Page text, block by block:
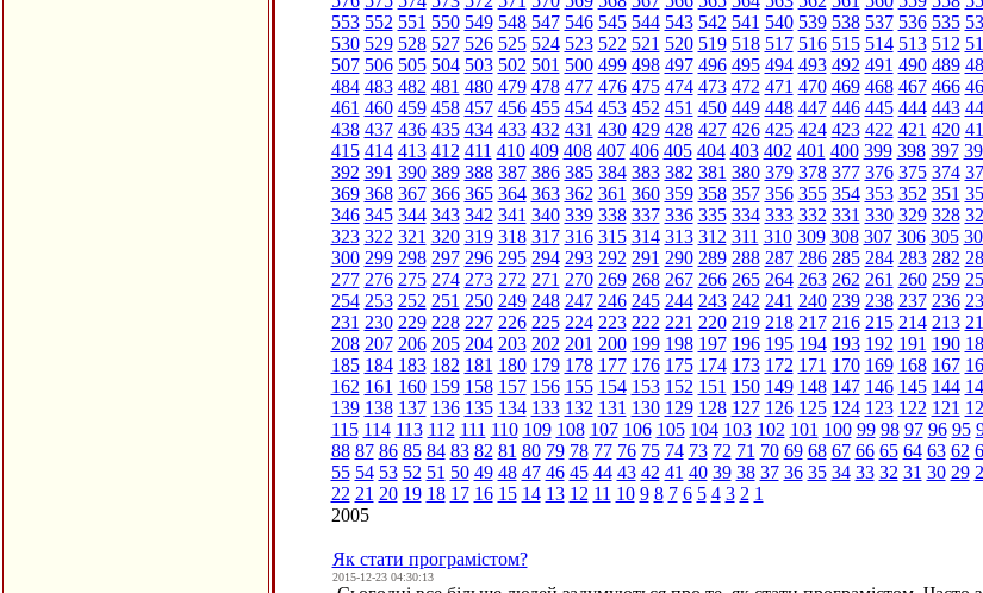
553 552 551 550 549 548 547 546 545 544 543 542 541 540 539 538 537 536 535
530 529 528 527 526 525 524 523 522 521 520 519 518 517 516 515 514 513 512
507 506 505 504 503 502 501 500 499 498 497 496 495 494 493 492 491 490 489
484 483 482 481 480 479 478 477 476 475 474 473 472 471 470 469 468 467 466
461 460 459 458 457 456 455 454 453 452 451 450 449 448 447 446 445 444 443
438 437 436 435 434 433 432 431 430 429 428 427 426 425 424 423 422 421 420
415 414 413 412 411 410 409 408 407 406 405 404 403 402 401 400 399 398 397
392 391 390 389 388 387 386 385 384 383 382 381 380 379 378 377 376 375 374
369 368 367 366 365 364 363 362 361 360 359 358 357 356 355 354 353 352 351
346 345 344 343 342 341 340 339 338 337 336 335 334 333 332 331 330 329 328
323 322 321 320 319 318 317 316 315 314 313 312 311 310 309 308 307 306 305
300 299 298 297 296 295 294 293 292 291 290 289 288 287 286 285 284 283 282
277 276 275 274 273 272 271 270 269 268 267 266 265 264 263 262 261 260 259
254 253 252 251 250 249 248 247 246 245 244 243 242 241 240 239 238 237 236
231 230 229 228 227 226 225 224 223 222 221 220 219 218 217 216 215 214 213
208 207 206 205 204 203 202 201 200 199 198 197 196 195 194 193 192 191 190
185 184 183 182 181 180 179 178 177 176 175 174 173 172 171 170 169 168 167
162 161 160 159 158 157 156 155 154 153 152 151 150 149 148 147 146 145 144
139 138 137 136 135 134 133 132 131 130 129 128 127 126 125 124 123 122 121
115 114 113 112 111 110 109 108 107 106 105 104 103 102 101 100 99 98 97 96 95
88 87 86 85 84 83 82 81 80 79 78 77 76 75 74 73 72 71 70 69 68 67 66 65 64 63 62
55 54 53 52 51 50 49 48 47 46 45 44 43 42 41 40 39 38 37 36 35 34 33 32 31 30 29
22 21 20 19 18 17 16 15 14 13 12 11 10 9 8 7 6 5 4 3 2 1
2005
Як стати програмістом?
2015-12-23 04:30:13